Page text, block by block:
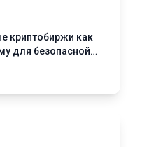
криптобиржи как
для безопасной